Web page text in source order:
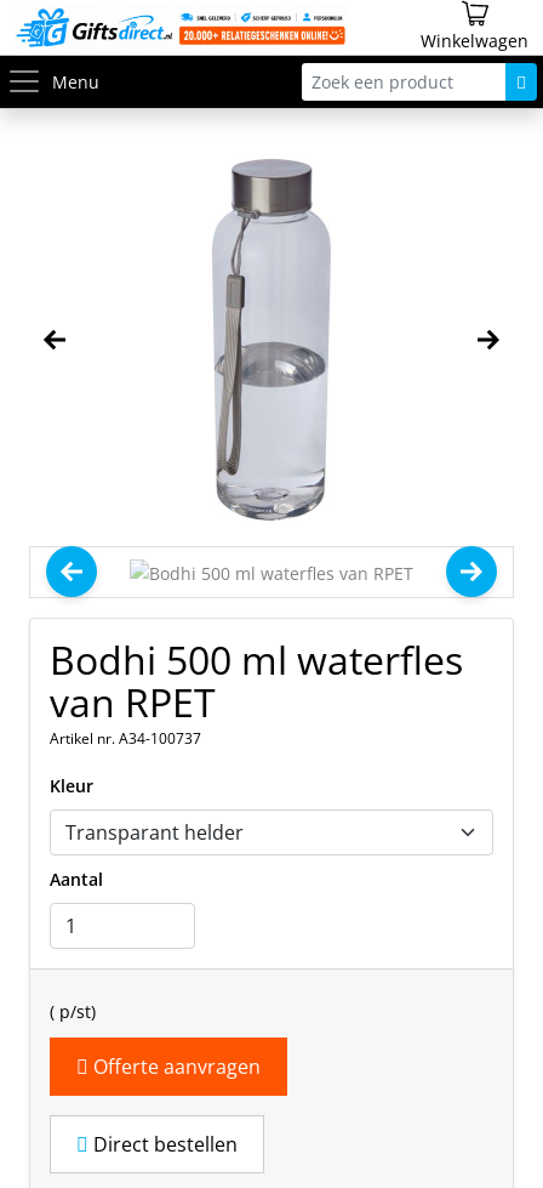
Winkelwagen
Menu
Bodhi 500 ml waterfles
van RPET
Artikel nr. A34-100737
Kleur
Aantal
( p/st)
Offerte aanvragen
Direct bestellen